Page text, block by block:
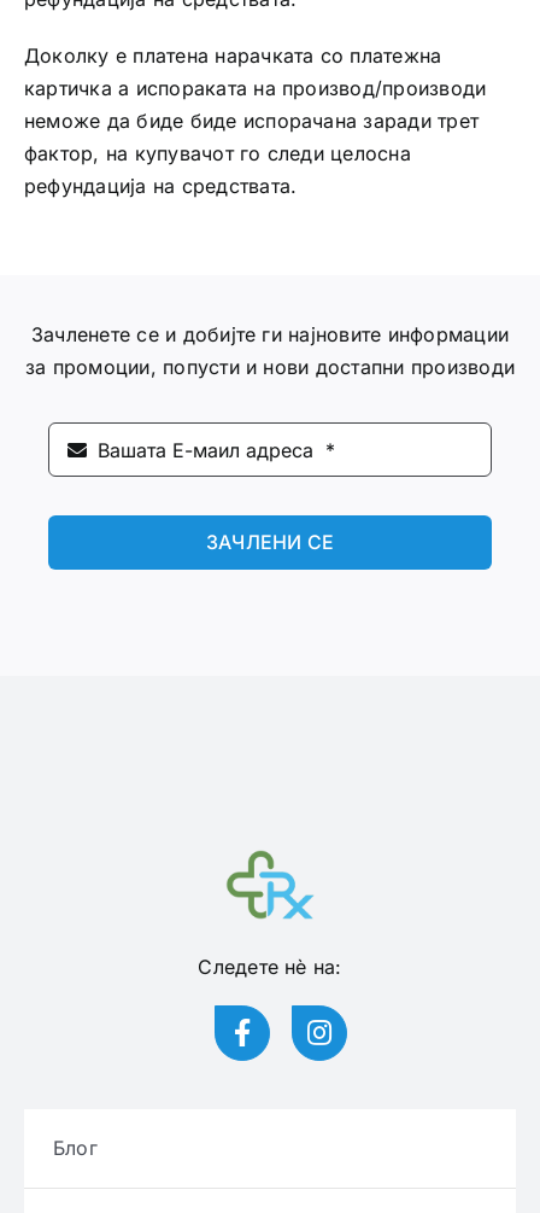
Доколку е платена нарачката со платежна
картичка а испораката на производ/производи
неможе да биде биде испорачана заради трет
фактор, на купувачот го следи целосна
рефундација на средствата.
Зачленете се и добијте ги најновите информации
за промоции, попусти и нови достапни производи
ЗАЧЛЕНИ СЕ
Следете нѐ на:
Блог